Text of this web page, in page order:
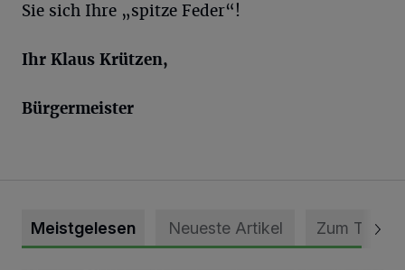
Sie sich Ihre „spitze Feder“!
Ihr Klaus Krützen,
Bürgermeister
Meistgelesen Neueste Artikel Zum Thema